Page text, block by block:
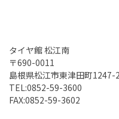
タイヤ館 松江南
〒690-0011
島根県松江市東津田町1247-2
TEL:0852-59-3600
FAX:0852-59-3602